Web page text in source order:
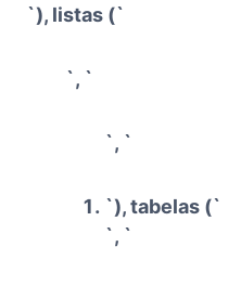
`), listas (`
`, `
`, `
`), tabelas (`
`, `